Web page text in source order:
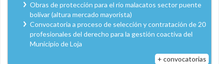
Obras de protección para el río malacatos sector puente
bolívar (altura mercado mayorista)
Convocatoria a proceso de selección y contratación de 20
profesionales del derecho para la gestión coactiva del
Municipio de Loja
+ convocatorias